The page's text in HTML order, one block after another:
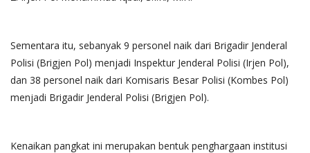
Sementara itu, sebanyak 9 personel naik dari Brigadir Jenderal
Polisi (Brigjen Pol) menjadi Inspektur Jenderal Polisi (Irjen Pol),
dan 38 personel naik dari Komisaris Besar Polisi (Kombes Pol)
menjadi Brigadir Jenderal Polisi (Brigjen Pol).
Kenaikan pangkat ini merupakan bentuk penghargaan institusi